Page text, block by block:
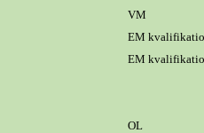
VM
EM
EM
OL